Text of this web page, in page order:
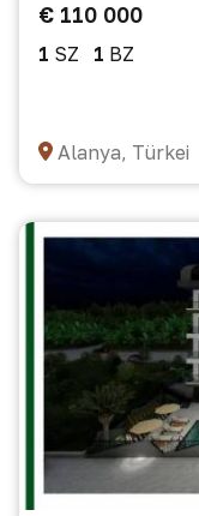
€ 110 000
1 SZ 1 BZ
Alanya, Türkei